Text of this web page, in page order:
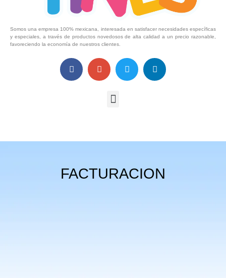
Somos una empresa 100% mexicana, interesada en satisfacer necesidades específicas
y especiales, a través de productos novedosos de alta calidad a un precio razonable,
favoreciendo la economía de nuestros clientes.
FACTURACION